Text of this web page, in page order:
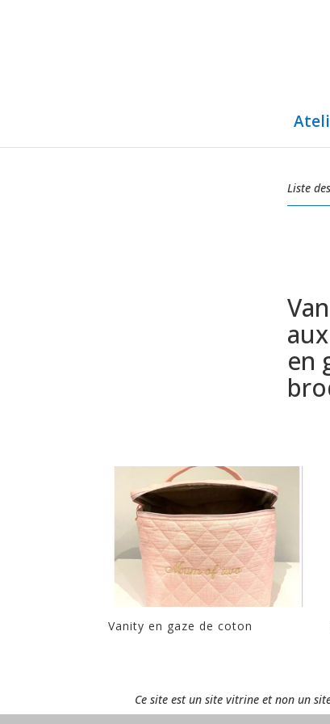
Liste
en
Vanity en gaze de coton
Ce site est un site vitrine et non un